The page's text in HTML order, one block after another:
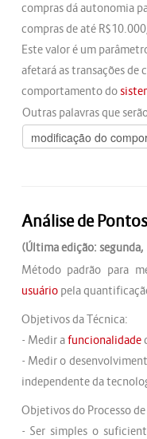
compras dá autonomia
compras de até
Este valor é um
afetará as transações de
comportamento do
Outras palavras que
Análise de
(Última edição:
Método padrão para
usuáriopela
Objetivos da Técnica:
- Medir afuncionalidade
- Medir o
independente da
Objetivos do Processo
- Ser simples o